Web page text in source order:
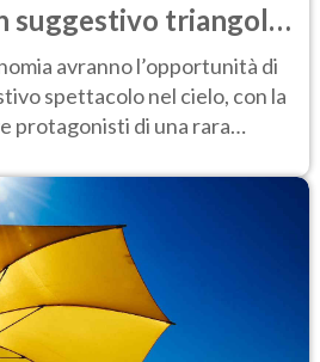
suggestivo triangolo
quandoavranno l’opportunità di
spettacolo nel cielo, con la
protagonisti di una rara